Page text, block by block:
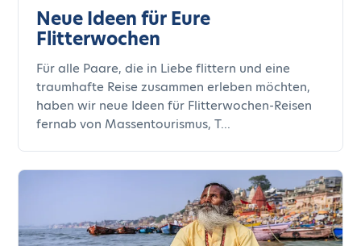
Neue Ideen für Eure
Flitterwochen
Für alle Paare, die in Liebe flittern und eine
traumhafte Reise zusammen erleben möchten,
haben wir neue Ideen für Flitterwochen-Reisen
fernab von Massentourismus, T...